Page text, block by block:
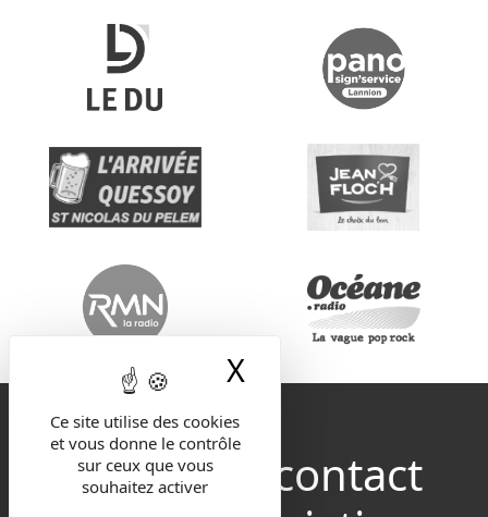
Ce site utilise des cookies
et vous donne le contrôle
sur ceux que vous
souhaitez activer
X
Restez en contact